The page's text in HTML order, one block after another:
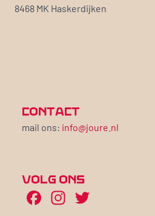
8468 MK Haskerdijken
CONTACT
mail ons: info@joure.nl
VOLG ONS
Facebook
Instagram